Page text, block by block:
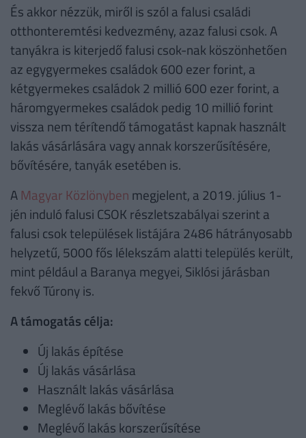
És akkor nézzük, miről is szól a falusi családi
otthonteremtési kedvezmény, azaz falusi csok. A
tanyákra is kiterjedő falusi csok-nak köszönhetően
az egygyermekes családok 600 ezer forint, a
kétgyermekes családok 2 millió 600 ezer forint, a
háromgyermekes családok pedig 10 millió forint
vissza nem térítendő támogatást kapnak használt
lakás vásárlására vagy annak korszerűsítésére,
bővítésére, tanyák esetében is.
A Magyar Közlönyben megjelent, a 2019. július 1-
jén induló falusi CSOK részletszabályai szerint a
falusi csok települések listájára 2486 hátrányosabb
helyzetű, 5000 fős lélekszám alatti település került,
mint például a Baranya megyei, Siklósi járásban
fekvő Túrony is.
A támogatás célja:
Új lakás építése
Új lakás vásárlása
Használt lakás vásárlása
Meglévő lakás bővítése
Meglévő lakás korszerűsítése